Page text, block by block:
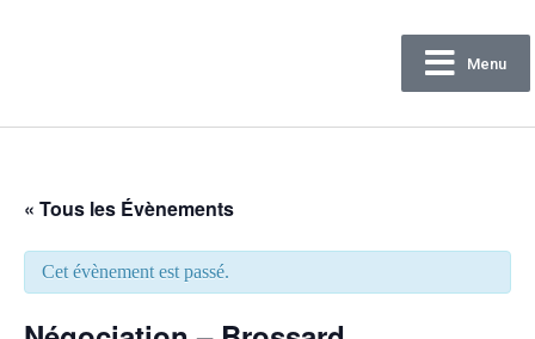
Menu
« Tous les Évènements
Cet évènement est passé.